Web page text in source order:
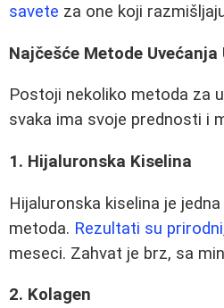
savete za one koji
Najčešće Metode Uvećanja
Postoji nekoliko metoda za
svaka ima svoje prednosti i
1. Hijaluronska Kiselina
Hijaluronska kiselina je
metoda. Rezultati su prirodni
meseci. Zahvat je brz, sa
2. Kolagen